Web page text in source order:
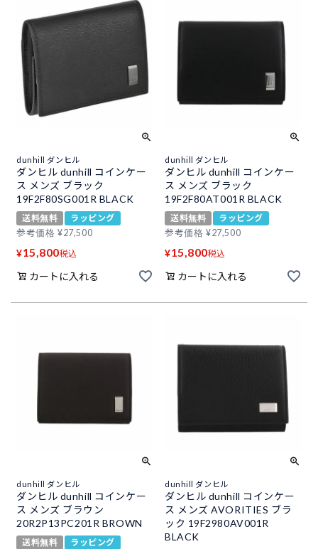
dunhill ダンヒル
ダンヒル dunhill コインケー
ス メンズ ブラック
19F2F80SG001R BLACK
送料無料
ラッピング
参考価格 ¥27,500
¥15,800税込
カートに入れる
dunhill ダンヒル
ダンヒル dunhill コインケー
ス メンズ ブラック
19F2F80AT001R BLACK
送料無料
ラッピング
参考価格 ¥27,500
¥15,800税込
カートに入れる
dunhill ダンヒル
ダンヒル dunhill コインケー
ス メンズ ブラウン
20R2P13PC201R BROWN
送料無料
ラッピング
dunhill ダンヒル
ダンヒル dunhill コインケー
ス メンズ AVORITIES ブラ
ック 19F2980AV001R
BLACK